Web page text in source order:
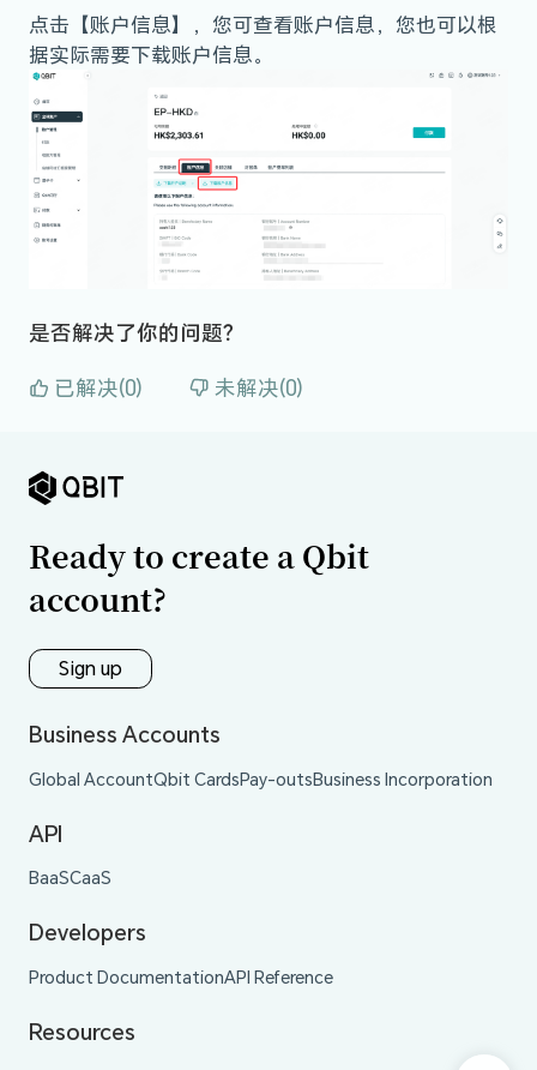
点击【账户信息】，您可查看账户信息，您也可以根
据实际需要下载账户信息。
是否解决了你的问题？
已解决(0)
未解决(0)
Ready to create a Qbit
account?
Sign up
Business Accounts
Global AccountQbit CardsPay-outsBusiness Incorporation
API
BaaSCaaS
Developers
Product DocumentationAPI Reference
Resources